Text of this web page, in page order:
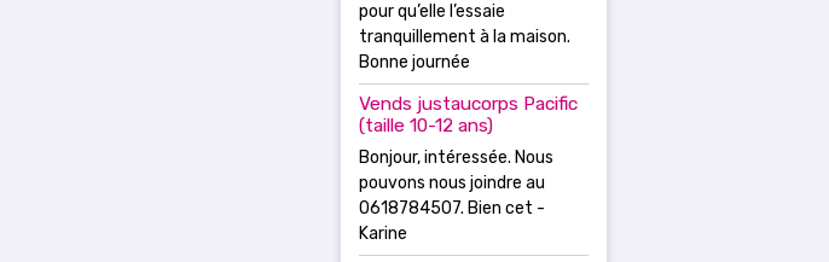
pour qu’elle l’essaie
tranquillement à la maison.
Bonne journée
Vends justaucorps Pacific
(taille 10-12 ans)
Bonjour, intéressée. Nous
pouvons nous joindre au
0618784507. Bien cet -
Karine